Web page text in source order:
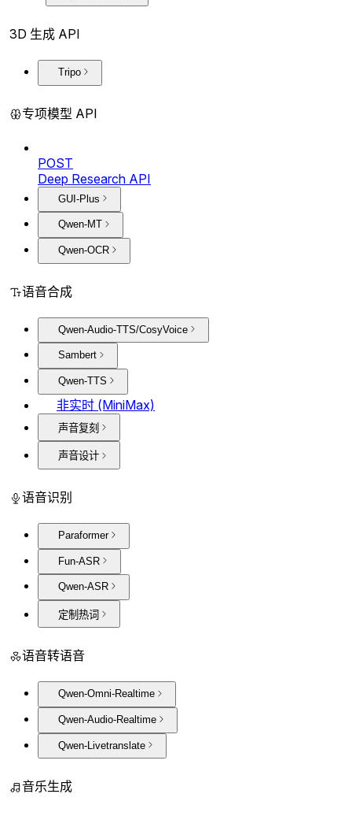
3D 生成 API
Tripo
专项模型 API
POST
Deep Research API
GUI-Plus
Qwen-MT
Qwen-OCR
语音合成
Qwen-Audio-TTS/CosyVoice
Sambert
Qwen-TTS
非实时 (MiniMax)
声音复刻
声音设计
语音识别
Paraformer
Fun-ASR
Qwen-ASR
定制热词
语音转语音
Qwen-Omni-Realtime
Qwen-Audio-Realtime
Qwen-Livetranslate
音乐生成